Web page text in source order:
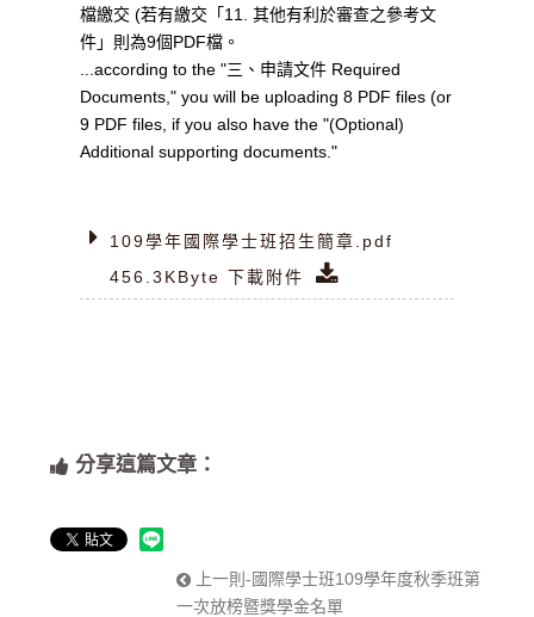
檔繳交 (若有繳交「11. 其他有利於審查之參考文
件」則為9個PDF檔。
...according to the "三、申請文件 Required
Documents," you will be uploading 8 PDF files (or
9 PDF files, if you also have the "(Optional)
Additional supporting documents."
109學年國際學士班招生簡章.pdf
456.3KByte 下載附件
分享這篇文章：
上一則-國際學士班109學年度秋季班第
一次放榜暨獎學金名單